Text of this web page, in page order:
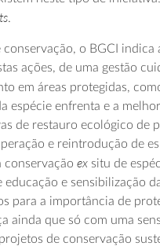
.
o BGCI indica
ações, de uma gestão
em áreas protegidas,
espécie enfrenta e a
de restauro ecológico de
e reintrodução de
conservação ex situ de
e sensibilização
para a importância de
ainda que só com uma
de conservação